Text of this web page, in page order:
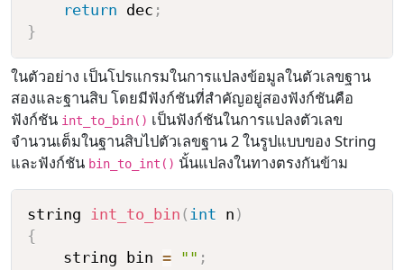
return dec ;
}
ในตัวอย่าง เป็นโปรแกรมในการแปลงข้อมูลในตัวเลขฐาน
สองและฐานสิบ โดยมีฟังก์ชันที่สำคัญอยู่สองฟังก์ชันคือ
ฟังก์ชัน int_to_bin() เป็นฟังก์ชันในการแปลงตัวเลข
จำนวนเต็มในฐานสิบไปตัวเลขฐาน 2 ในรูปแบบของ String
และฟังก์ชัน bin_to_int() นั้นแปลงในทางตรงกันข้าม
string int_to_bin ( int n )
{
    string bin
= "" ;